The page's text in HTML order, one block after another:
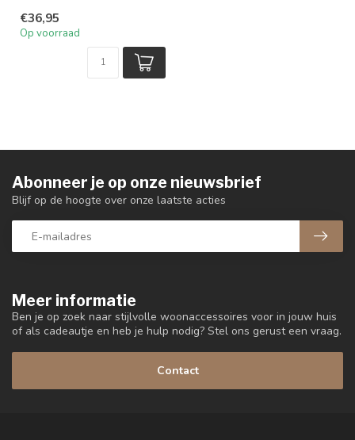
sfeer in je int...
€36,95
Op voorraad
Meer informatie
Ben je op zoek naar stijlvolle woonaccessoires voor in jouw huis
of als cadeautje en heb je hulp nodig? Stel ons gerust een vraag.
Contact
Abonneer je op onze nieuwsbrief
Blijf op de hoogte over onze laatste acties